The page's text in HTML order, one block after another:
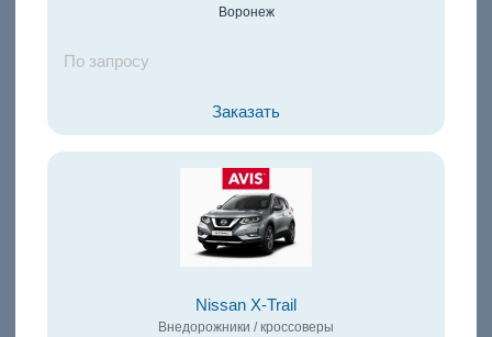
Воронеж
По запросу
Заказать
Nissan X-Trail
Внедорожники / кроссоверы